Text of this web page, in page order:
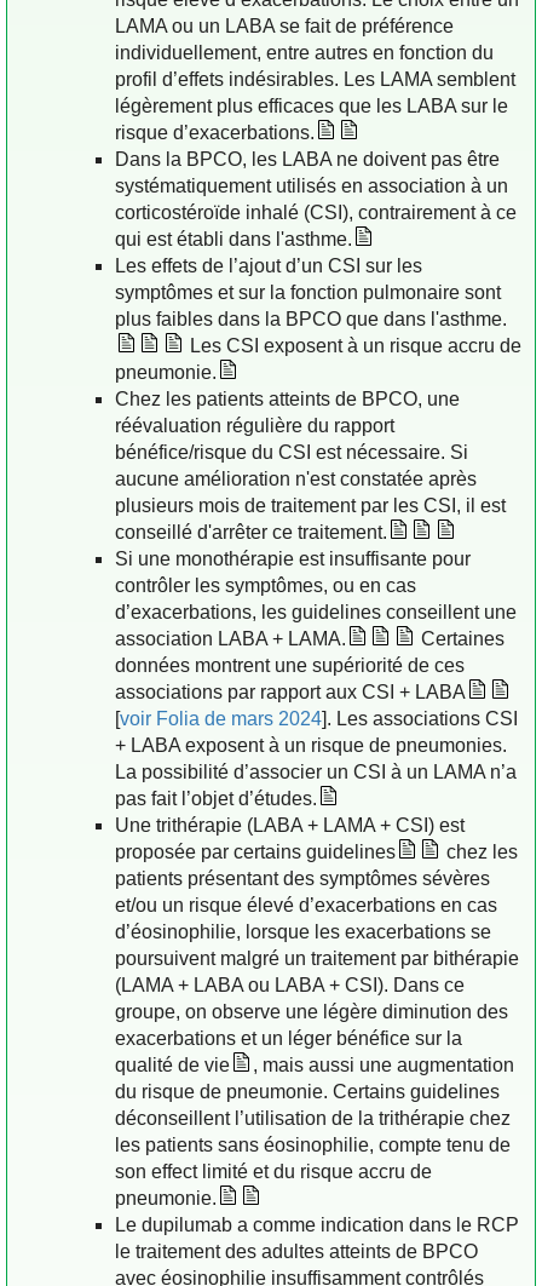
LAMA ou un LABA se fait de préférence
individuellement, entre autres en fonction du
profil d’effets indésirables. Les LAMA semblent
légèrement plus efficaces que les LABA sur le
risque d’exacerbations.
Dans la BPCO, les LABA ne doivent pas être
systématiquement utilisés en association à un
corticostéroïde inhalé (CSI), contrairement à ce
qui est établi dans l'asthme.
Les effets de l’ajout d’un CSI sur les
symptômes et sur la fonction pulmonaire sont
plus faibles dans la BPCO que dans l'asthme.
Les CSI exposent à un risque accru de
pneumonie.
Chez les patients atteints de BPCO, une
réévaluation régulière du rapport
bénéfice/risque du CSI est nécessaire. Si
aucune amélioration n'est constatée après
plusieurs mois de traitement par les CSI, il est
conseillé d'arrêter ce traitement.
Si une monothérapie est insuffisante pour
contrôler les symptômes, ou en cas
d’exacerbations, les guidelines conseillent une
association LABA + LAMA.
Certaines
données montrent une supériorité de ces
associations par rapport aux CSI + LABA
[voir Folia de mars 2024]. Les associations CSI
+ LABA exposent à un risque de pneumonies.
La possibilité d’associer un CSI à un LAMA n’a
pas fait l’objet d’études.
Une trithérapie (LABA + LAMA + CSI) est
proposée par certains guidelines
chez les
patients présentant des symptômes sévères
et/ou un risque élevé d’exacerbations en cas
d’éosinophilie, lorsque les exacerbations se
poursuivent malgré un traitement par bithérapie
(LAMA + LABA ou LABA + CSI). Dans ce
groupe, on observe une légère diminution des
exacerbations et un léger bénéfice sur la
qualité de vie
, mais aussi une augmentation
du risque de pneumonie. Certains guidelines
déconseillent l’utilisation de la trithérapie chez
les patients sans éosinophilie, compte tenu de
son effect limité et du risque accru de
pneumonie.
Le dupilumab a comme indication dans le RCP
le traitement des adultes atteints de BPCO
avec éosinophilie insuffisamment contrôlés